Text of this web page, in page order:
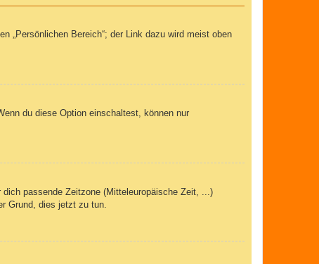
„Persönlichen Bereich“; der Link dazu wird meist oben
du diese Option einschaltest, können nur
passende Zeitzone (Mitteleuropäische Zeit, ...)
Grund, dies jetzt zu tun.